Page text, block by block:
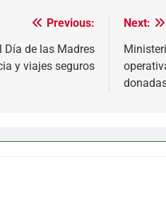
Previous:
de las Madres
y viajes seguros
Next: